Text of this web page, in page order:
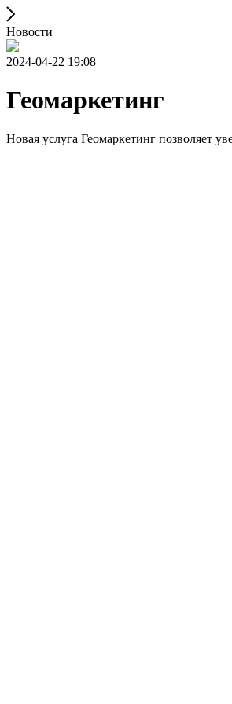
Новости
2024-04-22 19:08
Геомаркетинг
Новая услуга Геомаркетинг позволяет